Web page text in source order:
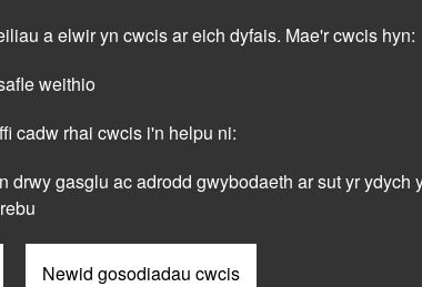
a elwir yn cwcis ar eich dyfais. Mae'r cwcis hyn:
weithio
cadw rhai cwcis i'n helpu ni:
drwy gasglu ac adrodd gwybodaeth ar sut yr ydych
Newid gosodiadau cwcis